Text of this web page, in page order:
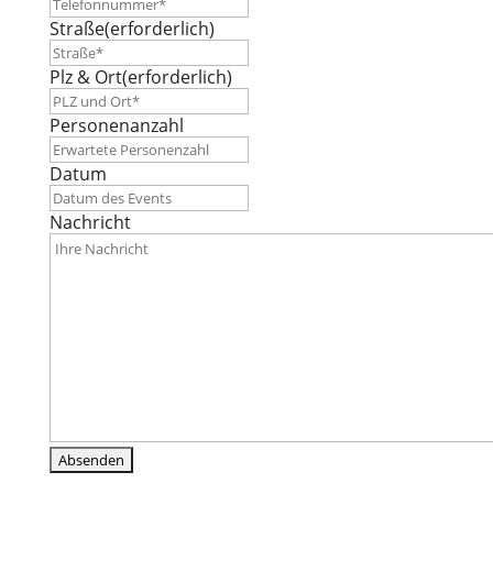
Straße(erforderlich)
Plz & Ort(erforderlich)
Personenanzahl
Datum
MM
Schrägstrich
TT
Nachricht